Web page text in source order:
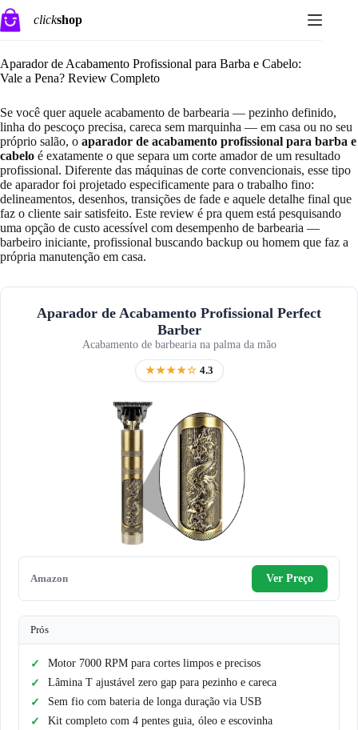
Pular
para
o
clickshop
Aparador de Acabamento Profissional para Barba e Cabelo:
Vale a Pena? Review Completo
Se você quer aquele acabamento de barbearia — pezinho definido,
linha do pescoço precisa, careca sem marquinha — em casa ou no seu
próprio salão, o aparador de acabamento profissional para barba e
cabelo é exatamente o que separa um corte amador de um resultado
profissional. Diferente das máquinas de corte convencionais, esse tipo
de aparador foi projetado especificamente para o trabalho fino:
delineamentos, desenhos, transições de fade e aquele detalhe final que
faz o cliente sair satisfeito. Este review é pra quem está pesquisando
uma opção de custo acessível com desempenho de barbearia —
barbeiro iniciante, profissional buscando backup ou homem que faz a
própria manutenção em casa.
Aparador de Acabamento Profissional Perfect
Barber
Acabamento de barbearia na palma da mão
★★★★☆ 4.3
Amazon Ver Preço
Prós
Motor 7000 RPM para cortes limpos e precisos
Lâmina T ajustável zero gap para pezinho e careca
Sem fio com bateria de longa duração via USB
Kit completo com 4 pentes guia, óleo e escovinha